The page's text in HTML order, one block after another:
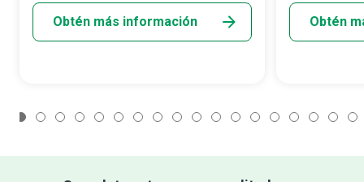
Obtén más información Obtén